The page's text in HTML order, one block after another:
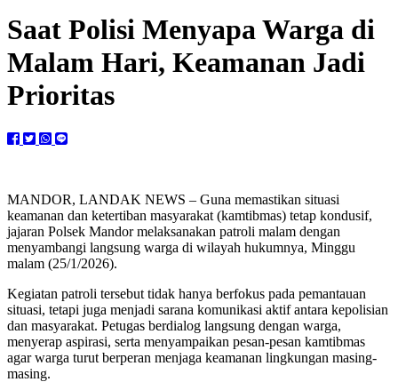
Saat Polisi Menyapa Warga di
Malam Hari, Keamanan Jadi
Prioritas
MANDOR, LANDAK NEWS – Guna memastikan situasi
keamanan dan ketertiban masyarakat (kamtibmas) tetap kondusif,
jajaran Polsek Mandor melaksanakan patroli malam dengan
menyambangi langsung warga di wilayah hukumnya, Minggu
malam (25/1/2026).
Kegiatan patroli tersebut tidak hanya berfokus pada pemantauan
situasi, tetapi juga menjadi sarana komunikasi aktif antara kepolisian
dan masyarakat. Petugas berdialog langsung dengan warga,
menyerap aspirasi, serta menyampaikan pesan-pesan kamtibmas
agar warga turut berperan menjaga keamanan lingkungan masing-
masing.